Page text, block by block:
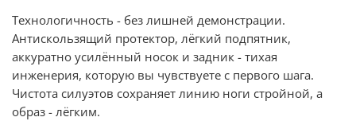
Технологичность - без лишней демонстрации.
Антискользящий протектор, лёгкий подпятник,
аккуратно усилённый носок и задник - тихая
инженерия, которую вы чувствуете с первого шага.
Чистота силуэтов сохраняет линию ноги стройной, а
образ - лёгким.